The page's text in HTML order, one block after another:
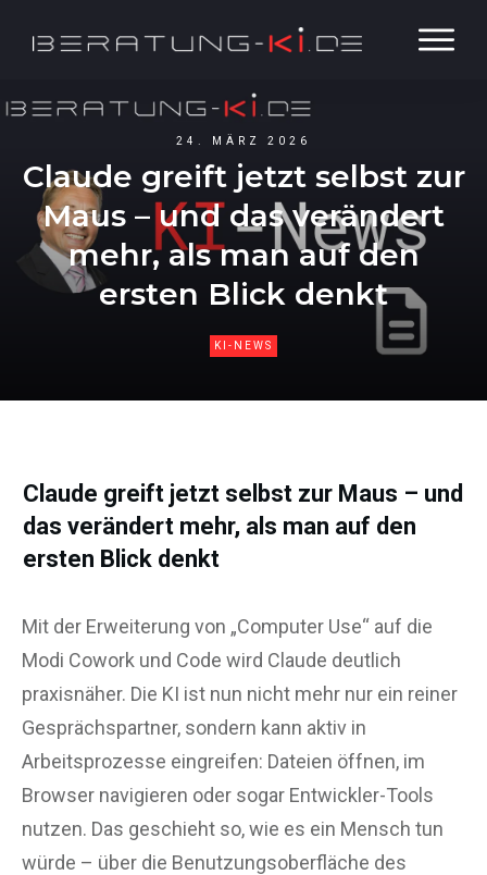
24. MÄRZ 2026
Claude greift jetzt selbst zur
Maus – und das verändert
mehr, als man auf den
ersten Blick denkt
KI-NEWS
Claude greift jetzt selbst zur Maus – und
das verändert mehr, als man auf den
ersten Blick denkt
Mit der Erweiterung von „Computer Use“ auf die
Modi Cowork und Code wird Claude deutlich
praxisnäher. Die KI ist nun nicht mehr nur ein reiner
Gesprächspartner, sondern kann aktiv in
Arbeitsprozesse eingreifen: Dateien öffnen, im
Browser navigieren oder sogar Entwickler-Tools
nutzen. Das geschieht so, wie es ein Mensch tun
würde – über die Benutzungsoberfläche des